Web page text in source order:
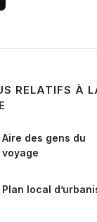
RELATIFS À
Aire des gens du
voyage
Plan local